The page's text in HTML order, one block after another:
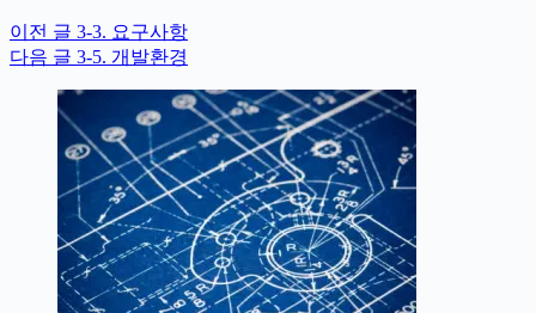
이전 글 3-3. 요구사항
다음 글 3-5. 개발환경